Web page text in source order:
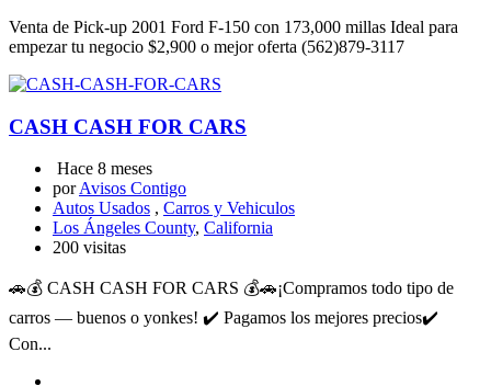
Venta de Pick-up 2001 Ford F-150 con 173,000 millas Ideal para
empezar tu negocio $2,900 o mejor oferta (562)879-3117
CASH CASH FOR CARS
Hace 8 meses
porAvisos Contigo
Autos Usados , Carros y Vehiculos
Los Ángeles County, California
200 visitas
🚗💰 CASH CASH FOR CARS 💰🚗¡Compramos todo tipo de
carros — buenos o yonkes! ✔️ Pagamos los mejores precios✔️
Con...